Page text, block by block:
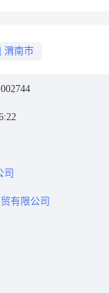
渭南市
司
有限公司